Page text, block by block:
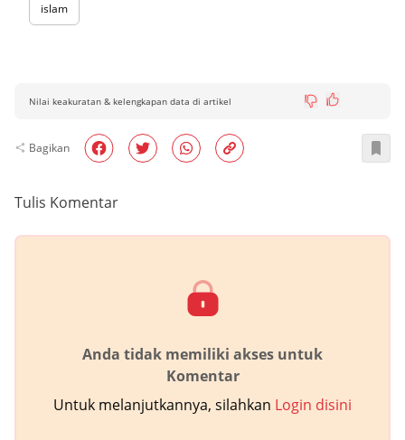
islam
Nilai keakuratan & kelengkapan data di artikel
Bagikan
Tulis Komentar
Anda tidak memiliki akses untuk
Komentar
Untuk melanjutkannya, silahkan Login disini